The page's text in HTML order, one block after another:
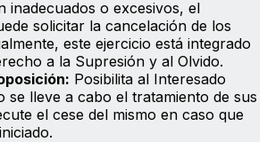
inadecuados o excesivos, el
solicitar la cancelación de los
este ejercicio está integrado
a la Supresión y al Olvido.
Posibilita al Interesado
se lleve a cabo el tratamiento de sus
el cese del mismo en caso que